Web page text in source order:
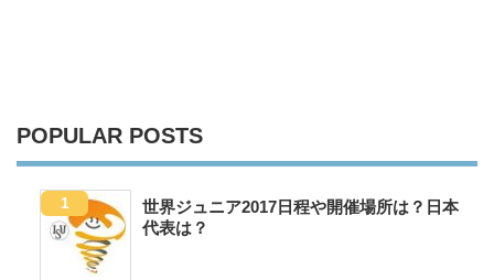
POPULAR POSTS
世界ジュニア2017日程や開催場所は？日本
代表は？